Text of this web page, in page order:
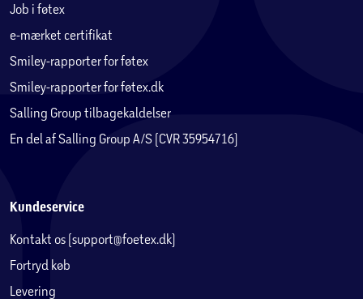
Job i føtex
e-mærket certifikat
Smiley-rapporter for føtex
Smiley-rapporter for føtex.dk
Salling Group tilbagekaldelser
En del af Salling Group A/S (CVR 35954716)
Kundeservice
Kontakt os (support@foetex.dk)
Fortryd køb
Levering